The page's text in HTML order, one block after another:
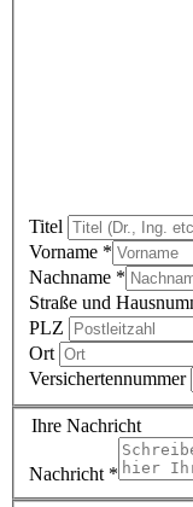
Titel
Vorname *
Nachname *
Straße und
PLZ
Ort
Versichertennummer
Ihre Nachricht
Nachricht *